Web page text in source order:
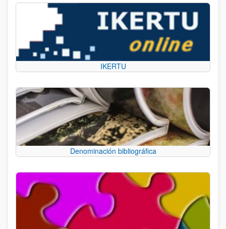
IKERTU
Denominación bibliográfica